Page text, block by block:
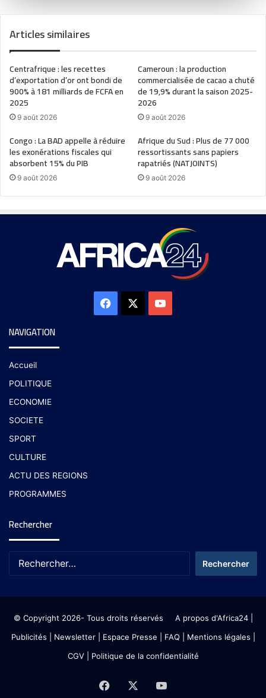
Articles similaires
Centrafrique : les recettes
d’exportation d’or ont bondi de
900% à 181 milliards de FCFA en
2025
9 août 2026
Cameroun : la production
commercialisée de cacao a chuté
de 19,9% durant la saison 2025-
2026
9 août 2026
Congo : La BAD appelle à réduire
les exonérations fiscales qui
absorbent 15% du PIB
9 août 2026
Afrique du Sud : Plus de 77 000
ressortissants sans papiers
rapatriés (NATJOINTS)
9 août 2026
NAVIGATION
Accueil
POLITIQUE
ECONOMIE
SOCIETE
SPORT
CULTURE
ACTU DES REGIONS
PROGRAMMES
Rechercher
© Copyright 2026- Tous droits réservés A propos d'Africa24|
Publicités
Newsletter| Espace Presse | FAQ | Mentions légales
CGV| Politique de la confidentialité